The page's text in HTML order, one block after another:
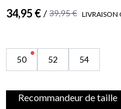
34,95 € / 39,95 € LIVRAISON
50 52 54
Recommandeur de taille